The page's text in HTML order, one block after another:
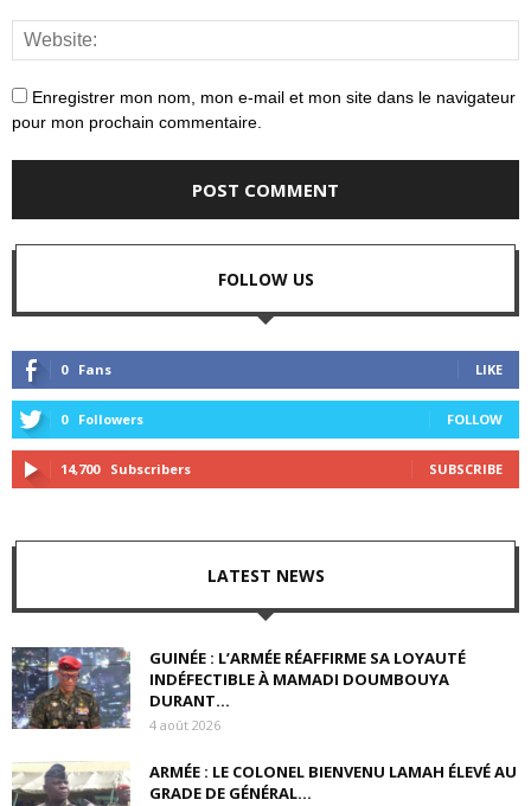
Enregistrer mon nom, mon e-mail et mon site dans le navigateur
pour mon prochain commentaire.
FOLLOW US
0 Fans LIKE
0 Followers FOLLOW
14,700 Subscribers SUBSCRIBE
LATEST NEWS
GUINÉE : L’ARMÉE RÉAFFIRME SA LOYAUTÉ
INDÉFECTIBLE À MAMADI DOUMBOUYA
DURANT...
4 août 2026
ARMÉE : LE COLONEL BIENVENU LAMAH ÉLEVÉ AU
GRADE DE GÉNÉRAL...